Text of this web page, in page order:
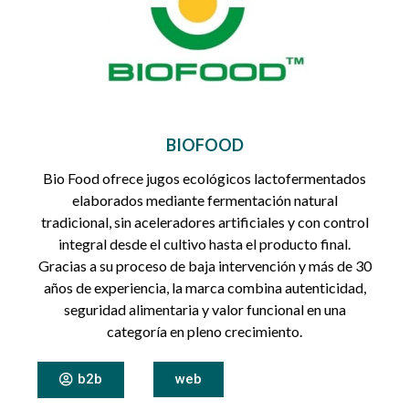
BIOFOOD
Bio Food ofrece jugos ecológicos lactofermentados
elaborados mediante fermentación natural
tradicional, sin aceleradores artificiales y con control
integral desde el cultivo hasta el producto final.
Gracias a su proceso de baja intervención y más de 30
años de experiencia, la marca combina autenticidad,
seguridad alimentaria y valor funcional en una
categoría en pleno crecimiento.
b2b web